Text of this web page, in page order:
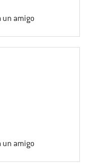
un amigo
un amigo